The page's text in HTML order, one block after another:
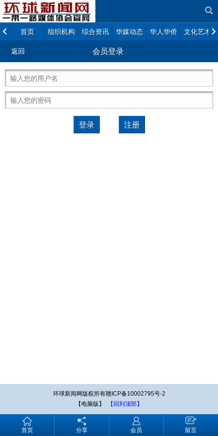
首页 组织机构 综合资讯 华媒动态 华人华侨 文化艺术
返回 会员登录
环球新闻网版权所有赣ICP备10002795号-2
【电脑版】
【回到顶部】
首页 分享 会员 留言